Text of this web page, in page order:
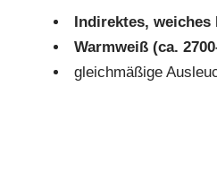
Indirektes, weiches
Warmweiß (ca.
gleichmäßige